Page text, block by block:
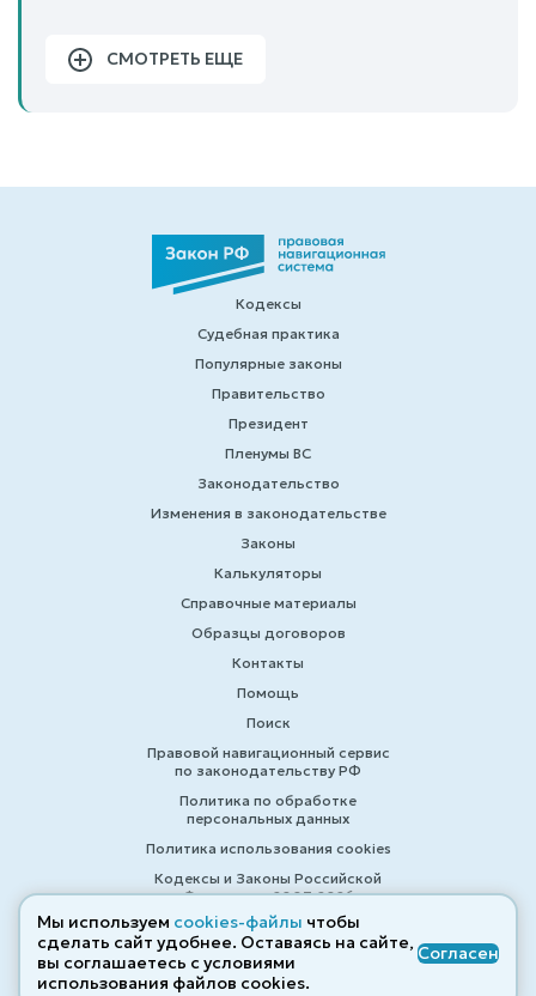
СМОТРЕТЬ ЕЩЕ
Кодексы
Судебная практика
Популярные законы
Правительство
Президент
Пленумы ВС
Законодательство
Изменения в законодательстве
Законы
Калькуляторы
Справочные материалы
Образцы договоров
Контакты
Помощь
Поиск
Правовой навигационный сервис
по законодательству РФ
Политика по обработке
персональных данных
Политика использования cookies
Кодексы и Законы Российской
Федерации 2007-2026
© ZAKONRF.INFO
Мы используем cookies-файлы чтобы
сделать сайт удобнее. Оставаясь на сайте,
вы соглашаетесь с условиями
использования файлов cооkies.
Согласен